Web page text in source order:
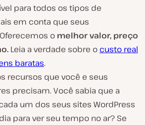
para todos os tipos de
em conta que seus
o melhor valor, preço
Leia a verdade sobre o custo real
baratas.
recursos que você e seus
precisam. Você sabia que a
um dos seus sites WordPress
para ver seu tempo no ar? Se